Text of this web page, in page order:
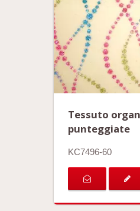
Tessuto
punteggiate
KC7496-60